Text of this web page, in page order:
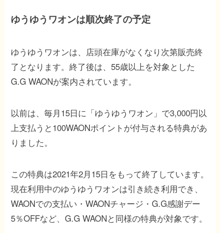
ゆうゆうワオンは順次終了の予定
ゆうゆうワオンは、店頭在庫がなくなり次第販売終
了となります。終了後は、55歳以上を対象とした
G.G WAONが案内されています。
以前は、毎月15日に「ゆうゆうワオン」で3,000円以
上支払うと100WAONポイントが付与される特典があ
りました。
この特典は2021年2月15日をもって終了しています。
現在利用中のゆうゆうワオンは引き続き利用でき、
WAONでの支払い・WAONチャージ・G.G感謝デー
5％OFFなど、G.G WAONと同様の特典が対象です。